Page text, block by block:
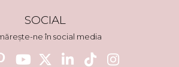
SOCIAL
ne în social media